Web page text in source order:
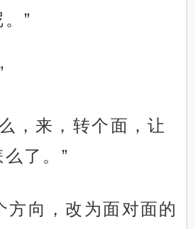
”
，来，转个面，让
了。”
方向，改为面对面的